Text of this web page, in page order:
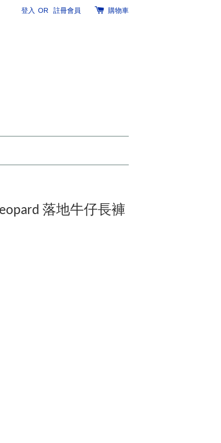
登入 OR 註冊會員 購物車
落地牛仔長褲